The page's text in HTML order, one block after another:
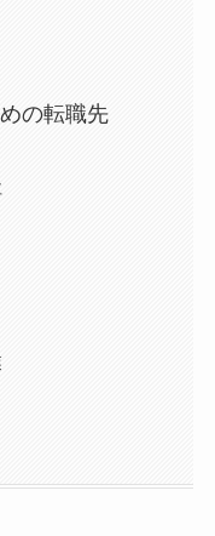
の転職先